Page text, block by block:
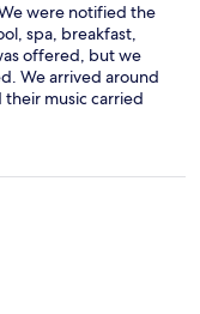
were notified the
spa, breakfast,
offered, but we
We arrived around
music carried
appeared
gassing odors.
(and
room in our row had
room had a porch
comfortable, but
well and was
was available in a